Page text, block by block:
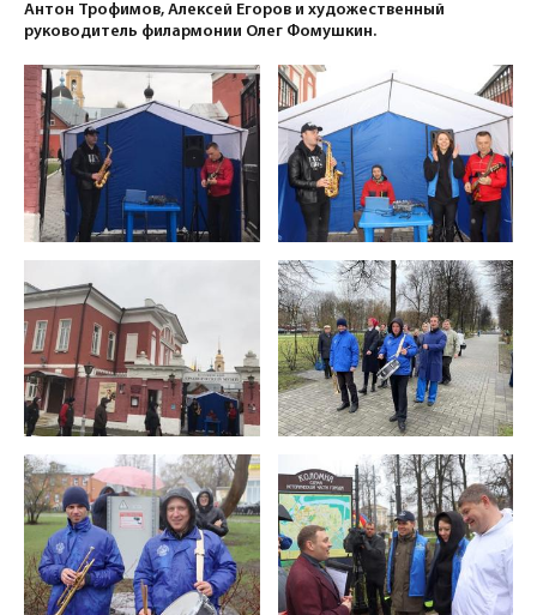
Антон Трофимов, Алексей Егоров и художественный
руководитель филармонии Олег Фомушкин.